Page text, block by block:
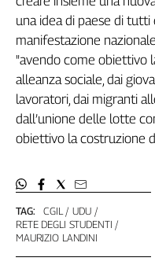
120
Cgil
Collettiva
Academy
Collettiva
Play
Collettiva
Talk
La
settimana
TAG: CGIL
UDU
RETE DEGLI STUDENTI
MAURIZIO LANDINI
una idea di paese di
manifestazione
"avendo come obiettivo
alleanza sociale, dai
lavoratori, dai migranti
dall’unione delle lotte
obiettivo la costruzione